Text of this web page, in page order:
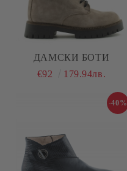
ДАМСКИ БОТИ
€92
179.94лв.
-40%